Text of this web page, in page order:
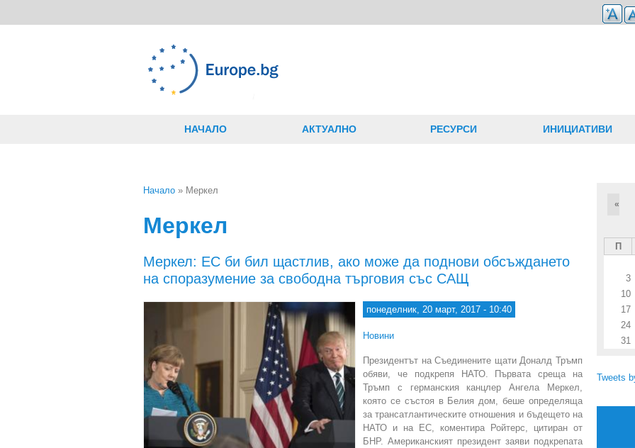
НАЧАЛО АКТУАЛНО РЕСУРСИ ИНИЦИАТИВИ
Начало » Меркел
Меркел
Меркел: ЕС би бил щастлив, ако може да поднови обсъждането
на споразумение за свободна търговия със САЩ
понеделник, 20 март, 2017 - 10:40
Новини
Президентът на Съединените щати Доналд Тръмп
обяви, че подкрепя НАТО. Първата среща на
Тръмп с германския канцлер Ангела Меркел,
която се състоя в Белия дом, беше определяща
за трансатлантическите отношения и бъдещето на
НАТО и на ЕС, коментира Ройтерс, цитиран от
БНР. Американският президент заяви подкрепата
«
П
3
10
17
24
31
Tweets